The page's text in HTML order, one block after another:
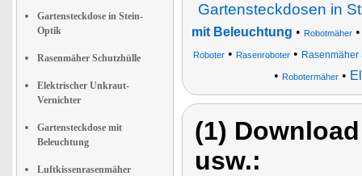
Gartensteckdose in Stein-
Optik
Rasenmäher Schutzhülle
Elektrischer Unkraut-
Vernichter
Gartensteckdose mit
Beleuchtung
Luftkissenrasenmäher
Gartensteckdosen in
mit Beleuchtung • Robotmäher
Roboter• Rasenroboter•
• Robotermäher•
(1)
usw.: